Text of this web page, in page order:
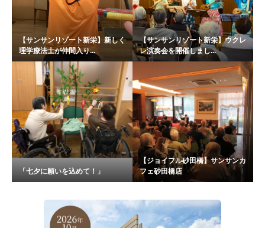
【サンサンリゾート新栄】新しく
理学療法士が仲間入り...
【サンサンリゾート新栄】ウクレ
レ演奏会を開催しまし...
「七夕に願いを込めて！」
【ジョイフル砂田橋】サンサンカ
フェ砂田橋店